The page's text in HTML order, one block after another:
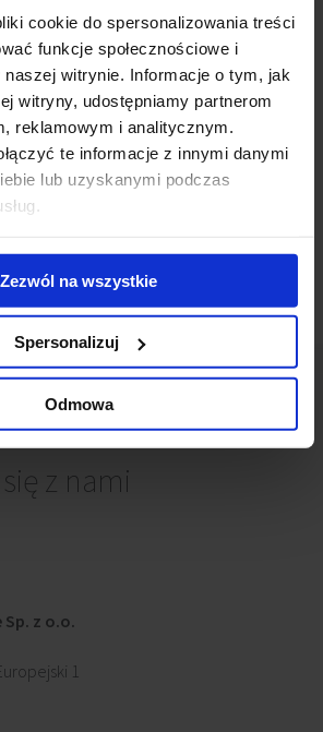
cookie do spersonalizowania treści
funkcje społecznościowe i
witrynie. Informacje o tym, jak
witryny, udostępniamy partnerom
reklamowym i analitycznym.
te informacje z innymi danymi
lub uzyskanymi podczas
Zezwól na wszystkie
Spersonalizuj
Odmowa
i ma nadzieję zacząć prace już w
wybór generalnego wykonawcy.
Domu Jabłkowskich(22 stycznia
Domu Jabłkowskich
z nami
Sp. z o.o.
1